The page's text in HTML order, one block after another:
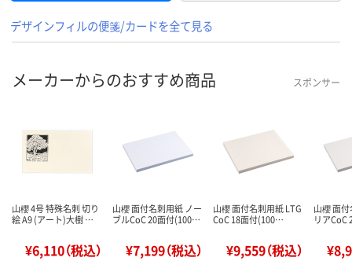
デザインフィルの便箋/カードを全て見る
メーカーからのおすすめ商品 スポンサー
山櫻 4号 特殊名刺 切り
絵 A9 (アート)大樹 …
¥6,110（税込）
山櫻 面付名刺用紙 ノー
ブルCoC 20面付(100…
¥7,199（税込）
山櫻 面付名刺用紙 LTG
CoC 18面付(100…
¥9,559（税込）
山櫻 面
リア